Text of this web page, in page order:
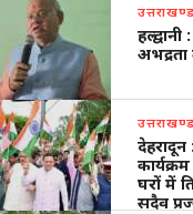
उत्तराखण्ड
अभद्रता
उत्तराखण्ड
देहरादून
घरों में
सदैव